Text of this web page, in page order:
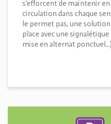
s’efforcent de maintenir
circulation dans chaque
le permet pas, une
place avec une
mise en alternat